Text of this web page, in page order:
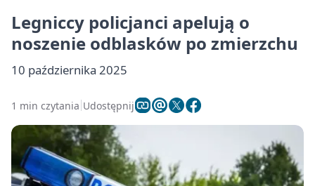
Legniccy policjanci apelują o
noszenie odblasków po zmierzchu
10 października 2025
1 min czytania Udostępnij